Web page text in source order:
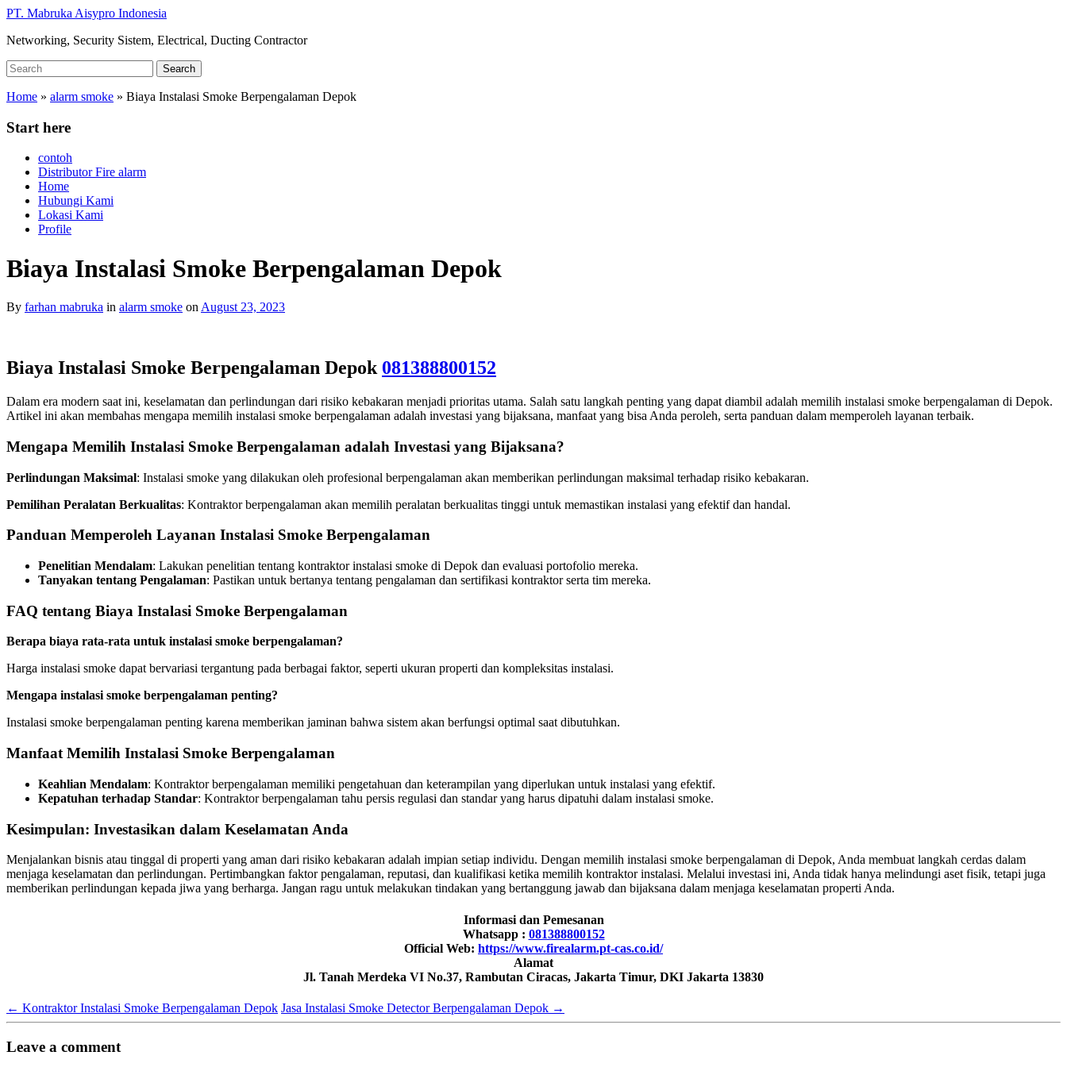
Skip
main
PT. Mabruka Aisypro Indonesia
Networking, Security Sistem, Electrical, Ducting Contractor
Search
for:
Search
Home » alarm smoke » Biaya Instalasi Smoke Berpengalaman Depok
Start here
contoh
Distributor Fire alarm
Home
Hubungi Kami
Lokasi Kami
Profile
Biaya Instalasi Smoke Berpengalaman Depok
By farhan mabruka in alarm smoke on August 23, 2023
Biaya Instalasi Smoke Berpengalaman Depok 081388800152
Dalam era modern saat ini, keselamatan dan perlindungan dari risiko kebakaran menjadi prioritas utama. Salah satu langkah penting yang dapat diambil adalah memilih instalasi smoke berpengalaman di Depok.
Artikel ini akan membahas mengapa memilih instalasi smoke berpengalaman adalah investasi yang bijaksana, manfaat yang bisa Anda peroleh, serta panduan dalam memperoleh layanan terbaik.
Mengapa Memilih Instalasi Smoke Berpengalaman adalah Investasi yang Bijaksana?
Perlindungan Maksimal: Instalasi smoke yang dilakukan oleh profesional berpengalaman akan memberikan perlindungan maksimal terhadap risiko kebakaran.
Pemilihan Peralatan Berkualitas: Kontraktor berpengalaman akan memilih peralatan berkualitas tinggi untuk memastikan instalasi yang efektif dan handal.
Panduan Memperoleh Layanan Instalasi Smoke Berpengalaman
Penelitian Mendalam: Lakukan penelitian tentang kontraktor instalasi smoke di Depok dan evaluasi portofolio mereka.
Tanyakan tentang Pengalaman: Pastikan untuk bertanya tentang pengalaman dan sertifikasi kontraktor serta tim mereka.
FAQ tentang Biaya Instalasi Smoke Berpengalaman
Berapa biaya rata-rata untuk instalasi smoke berpengalaman?
Harga instalasi smoke dapat bervariasi tergantung pada berbagai faktor, seperti ukuran properti dan kompleksitas instalasi.
Mengapa instalasi smoke berpengalaman penting?
Instalasi smoke berpengalaman penting karena memberikan jaminan bahwa sistem akan berfungsi optimal saat dibutuhkan.
Manfaat Memilih Instalasi Smoke Berpengalaman
Keahlian Mendalam: Kontraktor berpengalaman memiliki pengetahuan dan keterampilan yang diperlukan untuk instalasi yang efektif.
Kepatuhan terhadap Standar: Kontraktor berpengalaman tahu persis regulasi dan standar yang harus dipatuhi dalam instalasi smoke.
Kesimpulan: Investasikan dalam Keselamatan Anda
Menjalankan bisnis atau tinggal di properti yang aman dari risiko kebakaran adalah impian setiap individu. Dengan memilih instalasi smoke berpengalaman di Depok, Anda membuat langkah cerdas dalam
menjaga keselamatan dan perlindungan. Pertimbangkan faktor pengalaman, reputasi, dan kualifikasi ketika memilih kontraktor instalasi. Melalui investasi ini, Anda tidak hanya melindungi aset fisik, tetapi juga
memberikan perlindungan kepada jiwa yang berharga. Jangan ragu untuk melakukan tindakan yang bertanggung jawab dan bijaksana dalam menjaga keselamatan properti Anda.
Informasi dan Pemesanan
Whatsapp : 081388800152
Official Web: https://www.firealarm.pt-cas.co.id/
Alamat
Jl. Tanah Merdeka VI No.37, Rambutan Ciracas, Jakarta Timur, DKI Jakarta 13830
← Kontraktor Instalasi Smoke Berpengalaman Depok Jasa Instalasi Smoke Detector Berpengalaman Depok →
Leave a comment